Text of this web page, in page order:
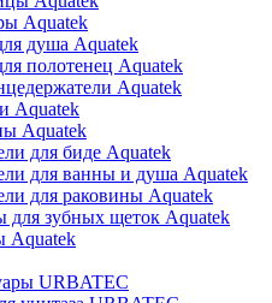
Aquatek
душа Aquatek
полотенец Aquatek
Aquatek
Aquatek
Aquatek
для биде Aquatek
для ванны и душа Aquatek
для раковины Aquatek
для зубных щеток Aquatek
Aquatek
URBATEC